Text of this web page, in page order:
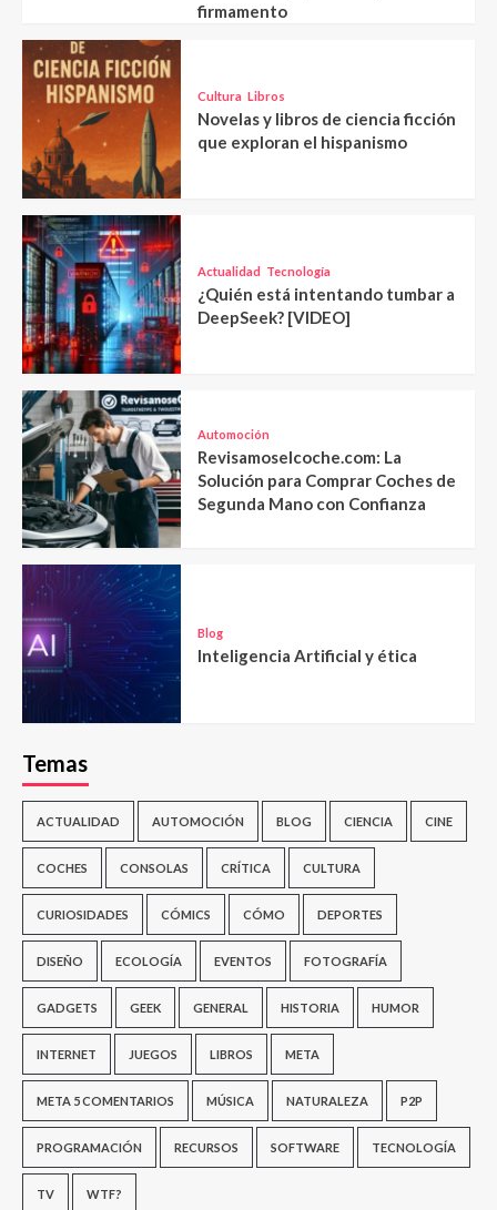
firmamento
Cultura Libros
Novelas y libros de ciencia ficción
que exploran el hispanismo
Actualidad Tecnología
¿Quién está intentando tumbar a
DeepSeek? [VIDEO]
Automoción
Revisamoselcoche.com: La
Solución para Comprar Coches de
Segunda Mano con Confianza
Blog
Inteligencia Artificial y ética
Temas
ACTUALIDAD AUTOMOCIÓN BLOG CIENCIA CINE
COCHES CONSOLAS CRÍTICA CULTURA
CURIOSIDADES CÓMICS CÓMO DEPORTES
DISEÑO ECOLOGÍA EVENTOS FOTOGRAFÍA
GADGETS GEEK GENERAL HISTORIA HUMOR
INTERNET JUEGOS LIBROS META
META 5 COMENTARIOS MÚSICA NATURALEZA P2P
PROGRAMACIÓN RECURSOS SOFTWARE TECNOLOGÍA
TV WTF?